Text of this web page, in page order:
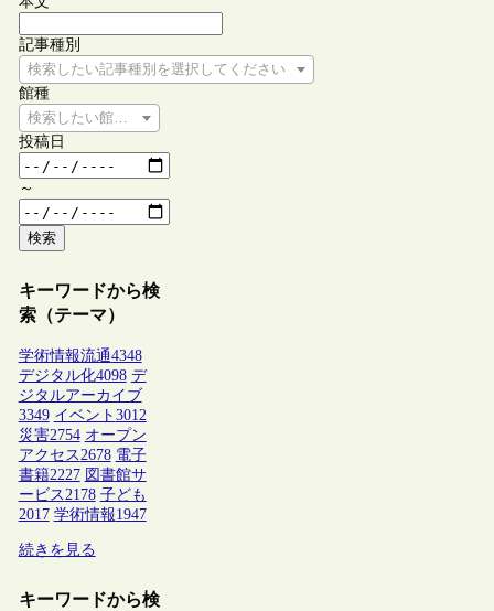
記事種別
検索したい記事種別を選択してください
館種
検索したい館種を選択してください
投稿日
～
検索
キーワードから検
索（テーマ）
学術情報流通4348
デジタル化4098 デ
ジタルアーカイブ
3349 イベント 3012
災害2754 オープン
アクセス 2678 電子
書籍2227 図書館サ
ービス 2178 子ども
2017 学術情報1947
続きを見る
キーワードから検